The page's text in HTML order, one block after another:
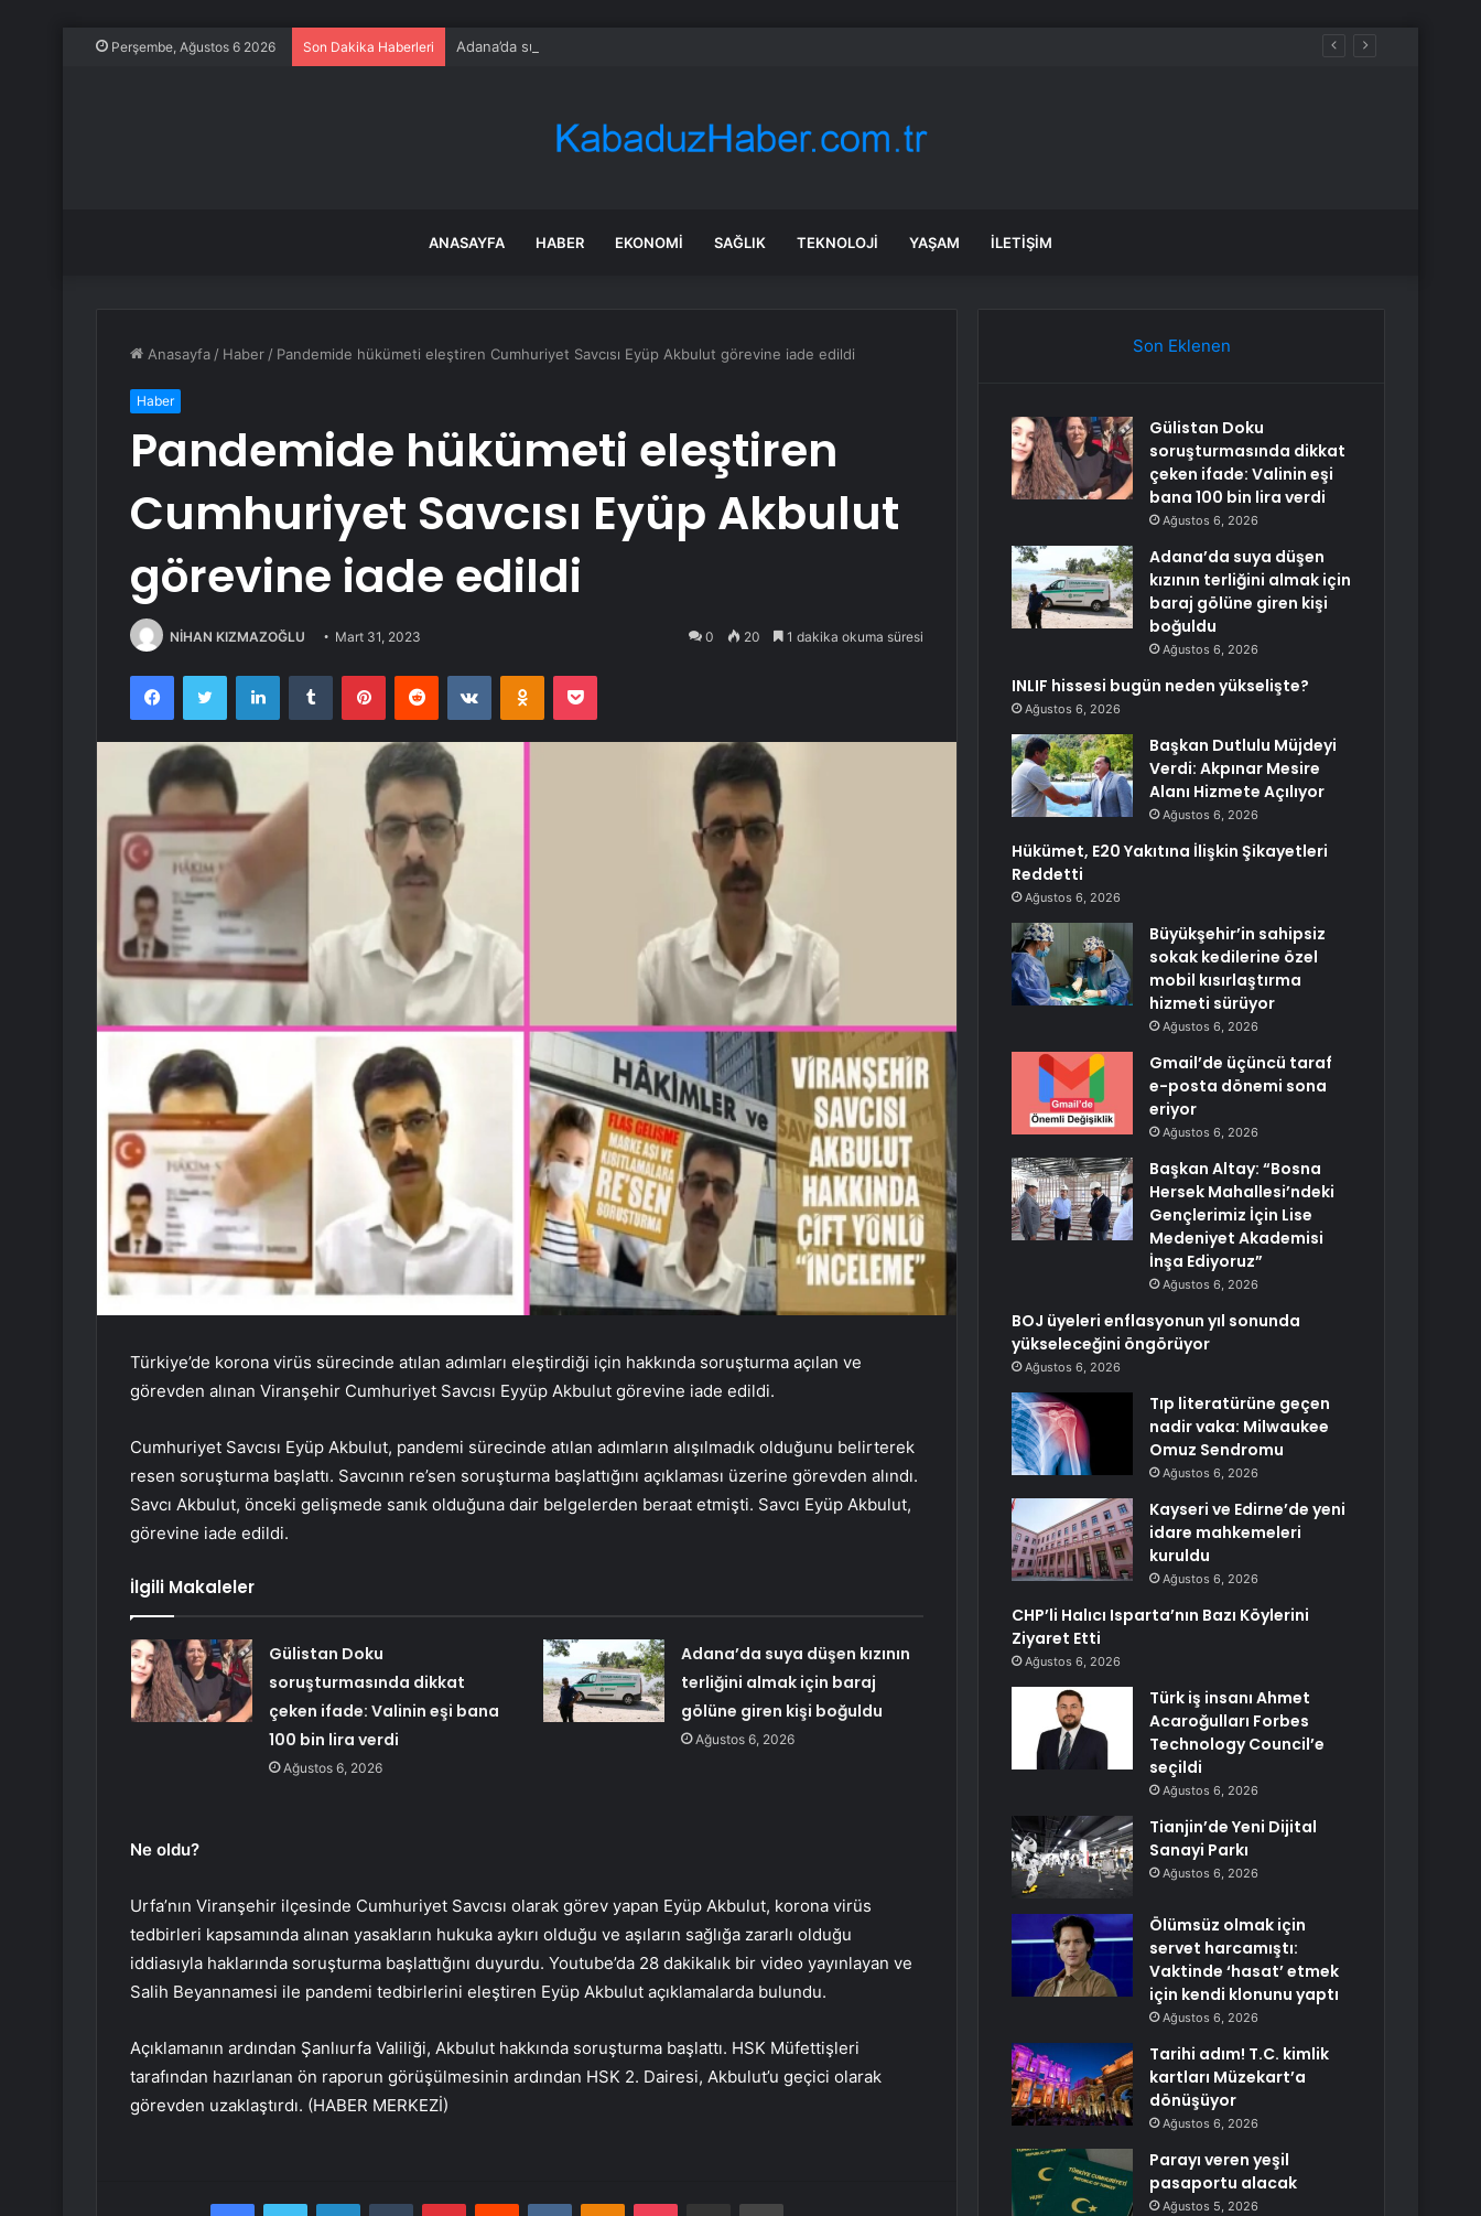
Perşembe, Ağustos 6 2026 Son Dakika Haberleri Adana’da suya düşen kızının terliğini almak için baraj gölüne giren kişi boğuldu
ANASAYFA HABER EKONOMI SAĞLIK TEKNOLOJI YAŞAM İLETIŞIM
Anasayfa / Haber / Pandemide hükümeti eleştiren Cumhuriyet Savcısı Eyüp Akbulut görevine iade edildi
Haber
Pandemide hükümeti eleştiren
Cumhuriyet Savcısı Eyüp Akbulut
görevine iade edildi
NİHAN KIZMAZOĞLU Mart 31, 2023 0 20 1 dakika okuma süresi
FacebookTwitter LinkedInTumblr PinterestReddit VKontakteOdnoklassniki
Pocket
Türkiye’de korona virüs sürecinde atılan adımları eleştirdiği için hakkında soruşturma açılan ve
görevden alınan Viranşehir Cumhuriyet Savcısı Eyyüp Akbulut görevine iade edildi.
Cumhuriyet Savcısı Eyüp Akbulut, pandemi sürecinde atılan adımların alışılmadık olduğunu belirterek
resen soruşturma başlattı. Savcının re’sen soruşturma başlattığını açıklaması üzerine görevden alındı.
Savcı Akbulut, önceki gelişmede sanık olduğuna dair belgelerden beraat etmişti. Savcı Eyüp Akbulut,
görevine iade edildi.
İlgili Makaleler
Gülistan Doku
soruşturmasında dikkat
çeken ifade: Valinin eşi bana
100 bin lira verdi
Ağustos 6, 2026
Adana’da suya düşen kızının
terliğini almak için baraj
gölüne giren kişi boğuldu
Ağustos 6, 2026
Ne oldu?
Urfa’nın Viranşehir ilçesinde Cumhuriyet Savcısı olarak görev yapan Eyüp Akbulut, korona virüs
tedbirleri kapsamında alınan yasakların hukuka aykırı olduğu ve aşıların sağlığa zararlı olduğu
iddiasıyla haklarında soruşturma başlattığını duyurdu. Youtube’da 28 dakikalık bir video yayınlayan ve
Salih Beyannamesi ile pandemi tedbirlerini eleştiren Eyüp Akbulut açıklamalarda bulundu.
Açıklamanın ardından Şanlıurfa Valiliği, Akbulut hakkında soruşturma başlattı. HSK Müfettişleri
tarafından hazırlanan ön raporun görüşülmesinin ardından HSK 2. Dairesi, Akbulut’u geçici olarak
görevden uzaklaştırdı. (HABER MERKEZİ)
FacebookTwitter LinkedInTumblr PinterestReddit VKontakteOdnoklassniki
Pocket E-Posta ile paylaş Yazdır
Son Eklenen
Gülistan Doku
soruşturmasında dikkat
çeken ifade: Valinin eşi
bana 100 bin lira verdi
Ağustos 6, 2026
Adana’da suya düşen
kızının terliğini almak için
baraj gölüne giren kişi
boğuldu
Ağustos 6, 2026
INLIF hissesi bugün neden yükselişte?
Ağustos 6, 2026
Başkan Dutlulu Müjdeyi
Verdi: Akpınar Mesire
Alanı Hizmete Açılıyor
Ağustos 6, 2026
Hükümet, E20 Yakıtına İlişkin Şikayetleri
Reddetti
Ağustos 6, 2026
Büyükşehir’in sahipsiz
sokak kedilerine özel
mobil kısırlaştırma
hizmeti sürüyor
Ağustos 6, 2026
Gmail’de üçüncü taraf
e-posta dönemi sona
eriyor
Ağustos 6, 2026
Başkan Altay: “Bosna
Hersek Mahallesi’ndeki
Gençlerimiz İçin Lise
Medeniyet Akademisi
İnşa Ediyoruz”
Ağustos 6, 2026
BOJ üyeleri enflasyonun yıl sonunda
yükseleceğini öngörüyor
Ağustos 6, 2026
Tıp literatürüne geçen
nadir vaka: Milwaukee
Omuz Sendromu
Ağustos 6, 2026
Kayseri ve Edirne’de yeni
idare mahkemeleri
kuruldu
Ağustos 6, 2026
CHP’li Halıcı Isparta’nın Bazı Köylerini
Ziyaret Etti
Ağustos 6, 2026
Türk iş insanı Ahmet
Acaroğulları Forbes
Technology Council’e
seçildi
Ağustos 6, 2026
Tianjin’de Yeni Dijital
Sanayi Parkı
Ağustos 6, 2026
Ölümsüz olmak için
servet harcamıştı:
Vaktinde ‘hasat’ etmek
için kendi klonunu yaptı
Ağustos 6, 2026
Tarihi adım! T.C. kimlik
kartları Müzekart’a
dönüşüyor
Ağustos 6, 2026
Parayı veren yeşil
pasaportu alacak
Ağustos 5, 2026